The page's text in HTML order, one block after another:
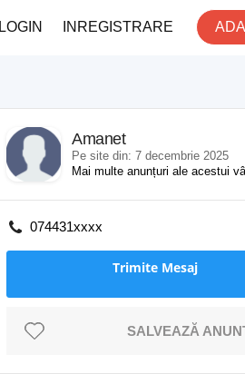
INREGISTRARE
LOGIN
Amanet
Pe site din: 7 decembrie 2025
Mai multe anunțuri ale acestui
074431xxxx
Trimite Mesaj
SALVEAZĂ